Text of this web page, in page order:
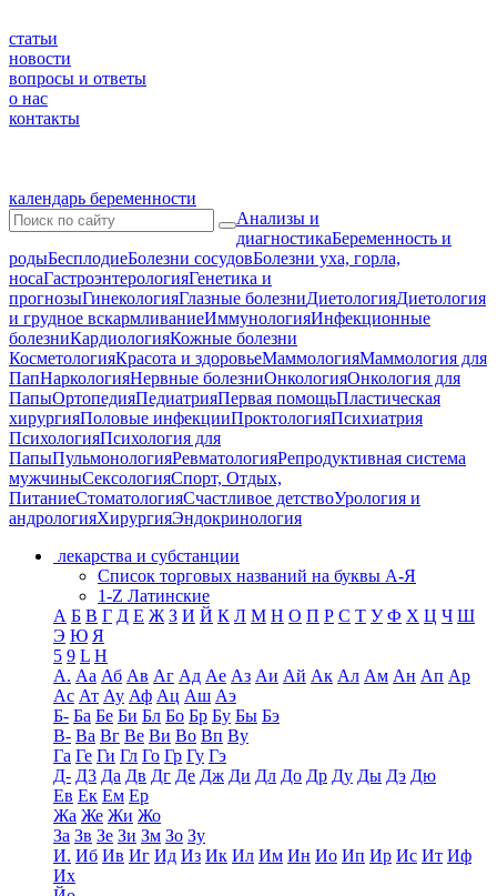
статьи
новости
вопросы и ответы
о нас
контакты
календарь беременности
Анализы и
диагностикаБеременность и
родыБесплодиеБолезни сосудовБолезни уха, горла,
носаГастроэнтерологияГенетика и
прогнозыГинекологияГлазные болезниДиетологияДиетология
и грудное вскармливаниеИммунологияИнфекционные
болезниКардиологияКожные болезни
КосметологияКрасота и здоровьеМаммологияМаммология для
ПапНаркологияНервные болезниОнкологияОнкология для
ПапыОртопедияПедиатрияПервая помощьПластическая
хирургияПоловые инфекцииПроктологияПсихиатрия
ПсихологияПсихология для
ПапыПульмонологияРевматологияРепродуктивная система
мужчиныСексологияСпорт, Отдых,
ПитаниеСтоматологияСчастливое детствоУрология и
андрологияХирургияЭндокринология
лекарства и субстанции
Список торговых названий на буквы А-Я
1-Z Латинские
А Б В Г Д Е Ж З И Й К Л М Н О П Р С Т У Ф Х Ц Ч Ш
Э Ю Я
5 9 L H
А. Аа Аб Ав Аг Ад Ае Аз Аи Ай Ак Ал Ам Ан Ап Ар
Ас Ат Ау Аф Ац Аш Аэ
Б- Ба Бе Би Бл Бо Бр Бу Бы Бэ
В- Ва Вг Ве Ви Во Вп Ву
Га Ге Ги Гл Го Гр Гу Гэ
Д- Д3 Да Дв Дг Де Дж Ди Дл До Др Ду Ды Дэ Дю
Ев Ек Ем Ер
Жа Же Жи Жо
За Зв Зе Зи Зм Зо Зу
И. Иб Ив Иг Ид Из Ик Ил Им Ин Ио Ип Ир Ис Ит Иф
Их